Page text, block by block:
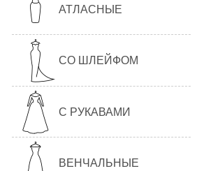
АТЛАСНЫЕ
СО ШЛЕЙФОМ
С РУКАВАМИ
ВЕНЧАЛЬНЫЕ